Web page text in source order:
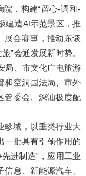
，构建“留心-调和-
建造AI示范景区，推
展会赛事，推动东谈
”会通发展新时势。
局、市文化广电旅游
和空洞国法局、市外
管委会、深汕极度配
域，以垂类行业大
一批具有引颈作用的
进制造”，应用工业
息、新能源汽车、